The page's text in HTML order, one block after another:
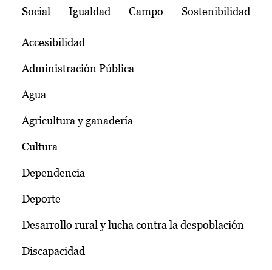
Social Igualdad Campo Sostenibilidad
Accesibilidad
Administración Pública
Agua
Agricultura y ganadería
Cultura
Dependencia
Deporte
Desarrollo rural y lucha contra la despoblación
Discapacidad